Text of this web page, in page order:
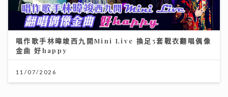
央視踢爆「劇毒養生茶」！服用3毫克可致死 網售生附子
偽裝農產品釀多宗中毒個案
30/07/2026